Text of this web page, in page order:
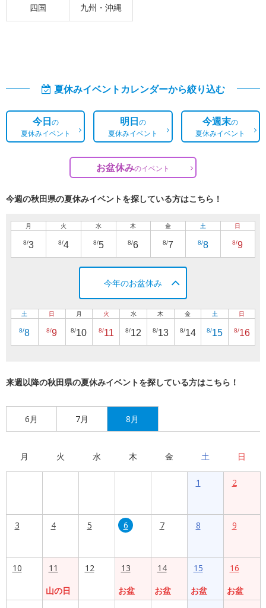
四国 九州・沖縄
夏休みイベントカレンダーから絞り込む
今日の
夏休みイベント
明日の
夏休みイベント
今週末の
夏休みイベント
お盆休みのイベント
今週の秋田県の夏休みイベントを探している方はこちら！
月
8/3
火
8/4
水
8/5
木
8/6
金
8/7
土
8/8
日
8/9
今年のお盆休み
土
8/8
日
8/9
月
8/10
火
8/11
水
8/12
木
8/13
金
8/14
土
8/15
日
8/16
来週以降の秋田県の夏休みイベントを探している方はこちら！
6月 7月 8月
月 火 水 木 金 土 日
1 2
3 4 5 6 7 8 9
10
11
山の日
12
13
お盆
14
お盆
15
お盆
16
お盆